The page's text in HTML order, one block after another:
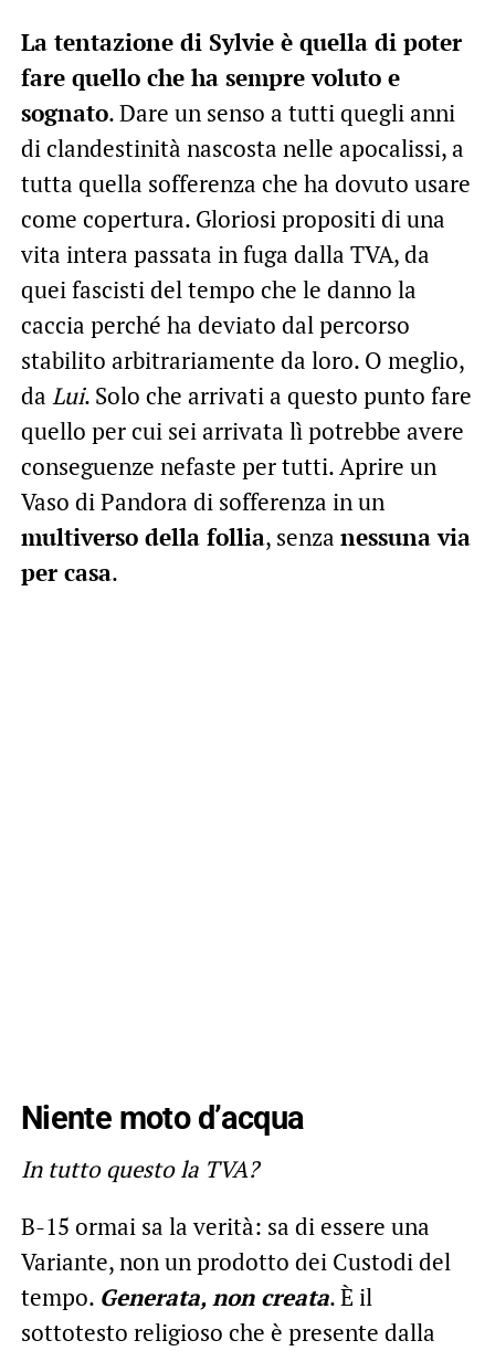
La tentazione di Sylvie è quella di poter
fare quello che ha sempre voluto e
sognato. Dare un senso a tutti quegli anni
di clandestinità nascosta nelle apocalissi, a
tutta quella sofferenza che ha dovuto usare
come copertura. Gloriosi propositi di una
vita intera passata in fuga dalla TVA, da
quei fascisti del tempo che le danno la
caccia perché ha deviato dal percorso
stabilito arbitrariamente da loro. O meglio,
da Lui. Solo che arrivati a questo punto fare
quello per cui sei arrivata lì potrebbe avere
conseguenze nefaste per tutti. Aprire un
Vaso di Pandora di sofferenza in un
multiverso della follia, senza nessuna via
per casa.
Niente moto d’acqua
In tutto questo la TVA?
B-15 ormai sa la verità: sa di essere una
Variante, non un prodotto dei Custodi del
tempo. Generata, non creata. È il
sottotesto religioso che è presente dalla